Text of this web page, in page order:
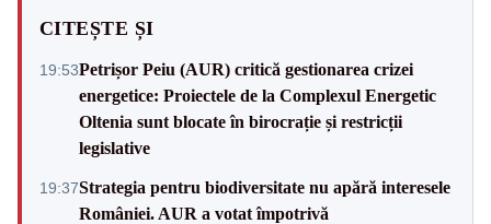
CITEȘTE ȘI
19:53Petrișor Peiu (AUR) critică gestionarea crizei
energetice: Proiectele de la Complexul Energetic
Oltenia sunt blocate în birocrație și restricții
legislative
19:37Strategia pentru biodiversitate nu apără interesele
României. AUR a votat împotrivă